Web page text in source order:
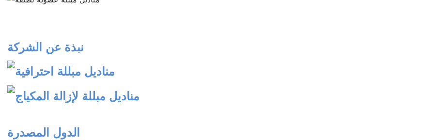
نبذة عن الشركة
الدول المصدرة